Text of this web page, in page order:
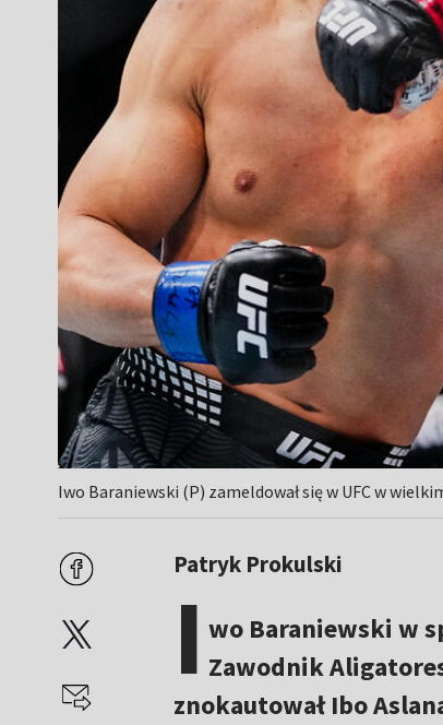
Iwo Baraniewski (P) zameldował się w UFC w
Patryk Prokulski
I wo Baraniewski w
Zawodnik
znokautował Ibo